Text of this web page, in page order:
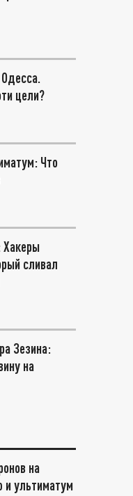
цели?
Что
Хакеры
сливал
Зезина:
на
на
и ультиматум